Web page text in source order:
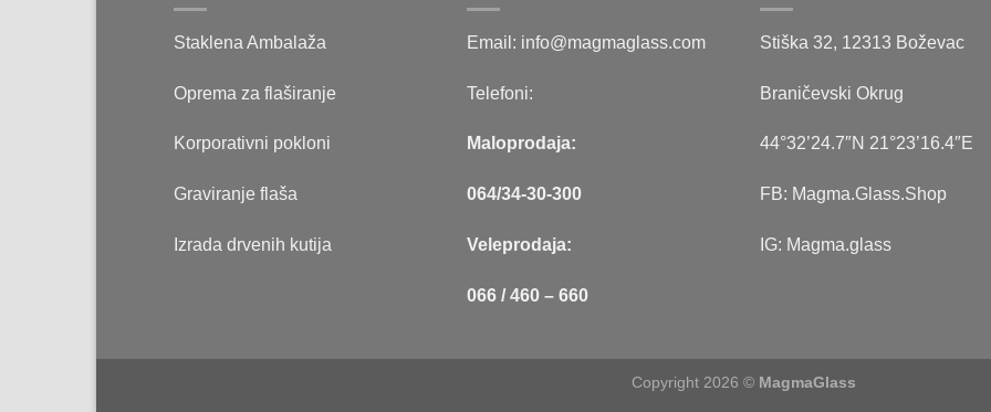
Staklena Ambalaža
Oprema za flaširanje
Korporativni pokloni
Graviranje flaša
Izrada drvenih kutija
Email: info@magmaglass.com
Telefoni:
Maloprodaja:
064/34-30-300
Veleprodaja:
066 / 460 – 660
Stiška 32, 12313 Boževac
Braničevski Okrug
44°32’24.7″N 21°23’16.4″E
FB: Magma.Glass.Shop
IG: Magma.glass
Copyright 2026 © MagmaGlass